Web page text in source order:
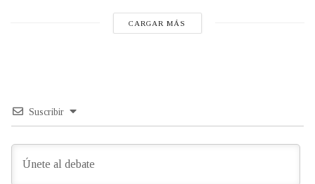
CARGAR MÁS
Suscribir